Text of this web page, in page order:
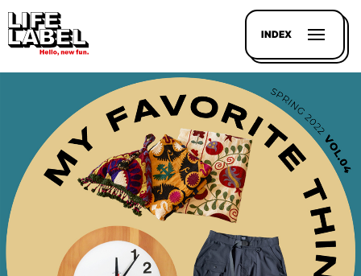
INDEX
記事を
探す
LL